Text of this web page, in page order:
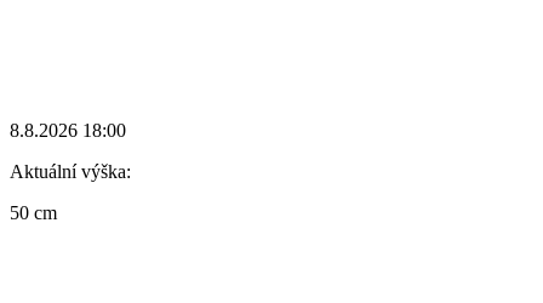
8.8.2026 18:00
Aktuální výška:
50 cm